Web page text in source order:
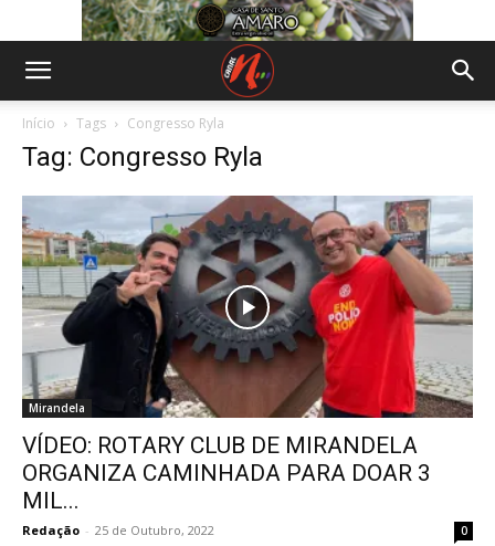
Início Tags Congresso Ryla
Tag: Congresso Ryla
Mirandela
VÍDEO: ROTARY CLUB DE MIRANDELA
ORGANIZA CAMINHADA PARA DOAR 3
MIL...
Redação - 25 de Outubro, 2022 0